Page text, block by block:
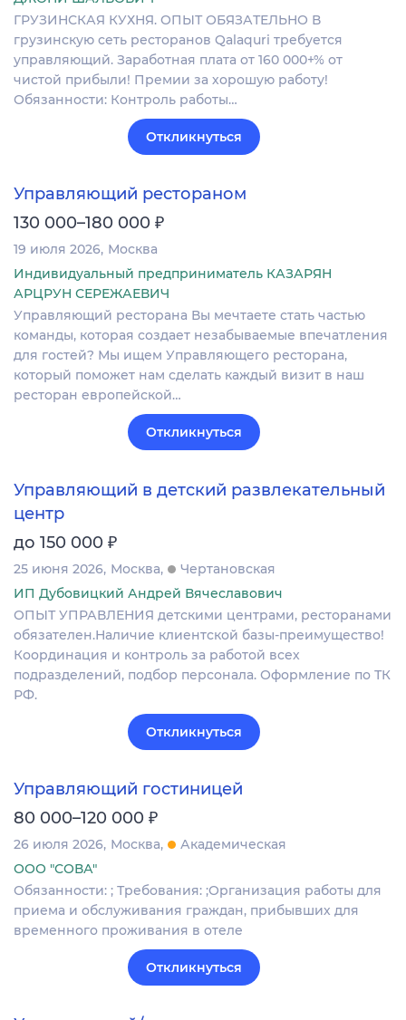
ГРУЗИНСКАЯ КУХНЯ. ОПЫТ ОБЯЗАТЕЛЬНО В
грузинскую сеть ресторанов Qalaquri требуется
управляющий. Заработная плата от 160 000+% от
чистой прибыли! Премии за хорошую работу!
Обязанности: Контроль работы…
Откликнуться
Управляющий рестораном
130 000–180 000 ₽
19 июля 2026 Москва
Индивидуальный предприниматель КАЗАРЯН
АРЦРУН СЕРЕЖАЕВИЧ
Управляющий ресторана Вы мечтаете стать частью
команды, которая создает незабываемые впечатления
для гостей? Мы ищем Управляющего ресторана,
который поможет нам сделать каждый визит в наш
ресторан европейской…
Откликнуться
Управляющий в детский развлекательный
центр
до 150 000 ₽
25 июня 2026 Москва
Чертановская
ИП Дубовицкий Андрей Вячеславович
ОПЫТ УПРАВЛЕНИЯ детскими центрами, ресторанами
обязателен.Наличие клиентской базы-преимущество!
Координация и контроль за работой всех
подразделений, подбор персонала. Оформление по ТК
РФ.
Откликнуться
Управляющий гостиницей
80 000–120 000 ₽
26 июля 2026 Москва
Академическая
ООО "СОВА"
Обязанности: ; Требования: ;Организация работы для
приема и обслуживания граждан, прибывших для
временного проживания в отеле
Откликнуться